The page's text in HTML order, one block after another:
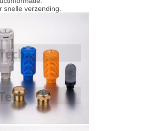
snelle verzending.